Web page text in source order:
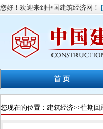
您好！欢迎来到中国建筑经济网！
首 页
您现在的位置： 建筑经济>>往期回